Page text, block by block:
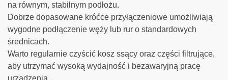
na równym, stabilnym podłożu.
Dobrze dopasowane króćce przyłączeniowe umożliwiają
wygodne podłączenie węży lub rur o standardowych
średnicach.
Warto regularnie czyścić kosz ssący oraz części filtrujące,
aby utrzymać wysoką wydajność i bezawaryjną pracę